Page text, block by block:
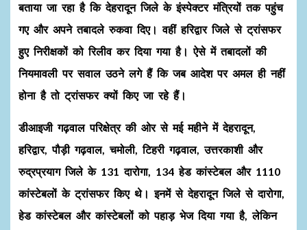
बताया जा रहा है कि देहरादून जिले के इंस्पेक्टर मंत्रियों तक पहुंच
गए और अपने तबादले रुकवा दिए। वहीं हरिद्वार जिले से ट्रांसफर
हुए निरीक्षकों को रिलीव कर दिया गया है। ऐसे में तबादलों की
नियमावली पर सवाल उठने लगे हैं कि जब आदेश पर अमल ही नहीं
होना है तो ट्रांसफर क्यों किए जा रहे हैं।
डीआइजी गढ़वाल परिक्षेत्र की ओर से मई महीने में देहरादून,
हरिद्वार, पौड़ी गढ़वाल, चमोली, टिहरी गढ़वाल, उत्तरकाशी और
रुद्रप्रयाग जिले के 131 दारोगा, 134 हेड कांस्टेबल और 1110
कांस्टेबलों के ट्रांसफर किए थे। इनमें से देहरादून जिले से दारोगा,
हेड कांस्टेबल और कांस्टेबलों को पहाड़ भेज दिया गया है, लेकिन